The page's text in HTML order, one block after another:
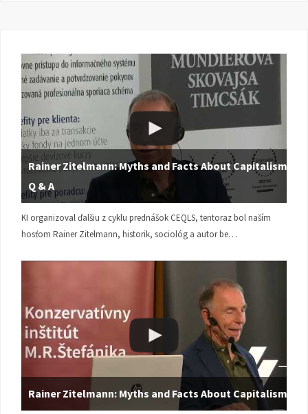
Rainer Zitelmann: Myths and Facts About Capitalism |
Q & A
KI organizoval ďalšiu z cyklu prednášok CEQLS, tentoraz bol naším
hosťom Rainer Zitelmann, historik, sociológ a autor be…
Rainer Zitelmann: Myths and Facts About Capitalism